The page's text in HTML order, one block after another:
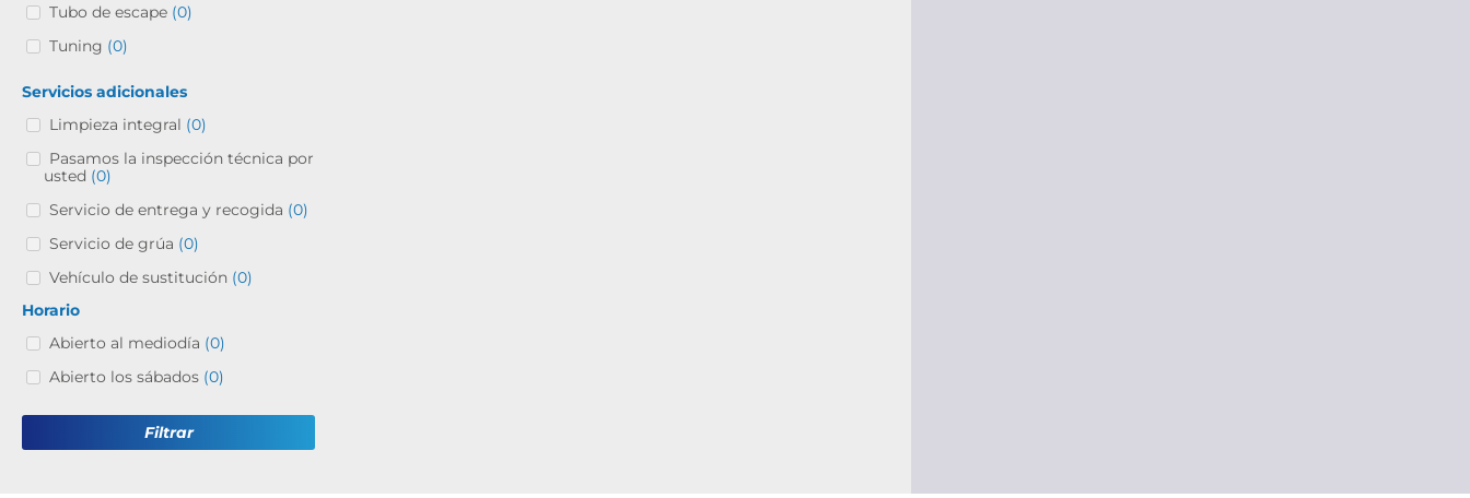
Tubo de escape (0)
Tuning (0)
Servicios adicionales
Limpieza integral (0)
Pasamos la inspección técnica por
usted (0)
Servicio de entrega y recogida (0)
Servicio de grúa (0)
Vehículo de sustitución (0)
Horario
Abierto al mediodía (0)
Abierto los sábados (0)
Filtrar